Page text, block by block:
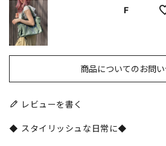
F
商品についてのお問
レビューを書く
◆ スタイリッシュな日常に◆